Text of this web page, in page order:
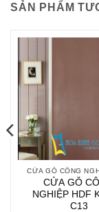
SẢN PHẨM
CỬA GỖ CÔNG
CỬA GỖ
NGHIỆP HDF
C13